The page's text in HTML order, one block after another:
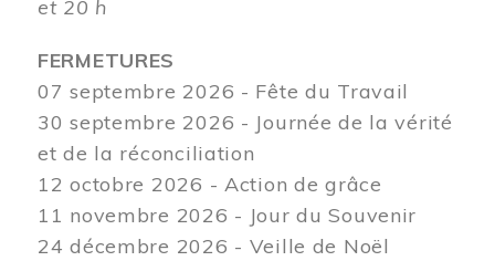
et 20 h
FERMETURES
07 septembre 2026 - Fête du Travail
30 septembre 2026 - Journée de la vérité
et de la réconciliation
12 octobre 2026 - Action de grâce
11 novembre 2026 - Jour du Souvenir
24 décembre 2026 - Veille de Noël